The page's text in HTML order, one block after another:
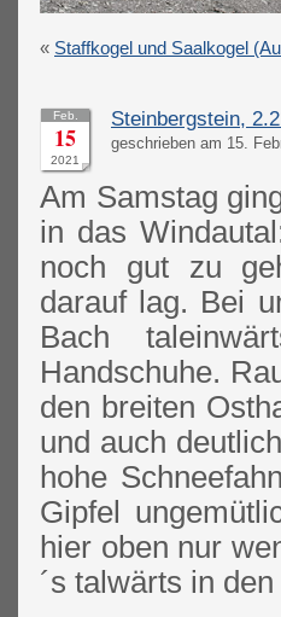
« Staffkogel und Saalkogel
Feb.
15
2021
Steinbergstein,
geschrieben am 15.
Am Samstag
in das
noch gut zu
darauf lag. Bei
Bach
Handschuhe.
den breiten
und auch
hohe
Gipfel
hier oben nur
´s talwärts in